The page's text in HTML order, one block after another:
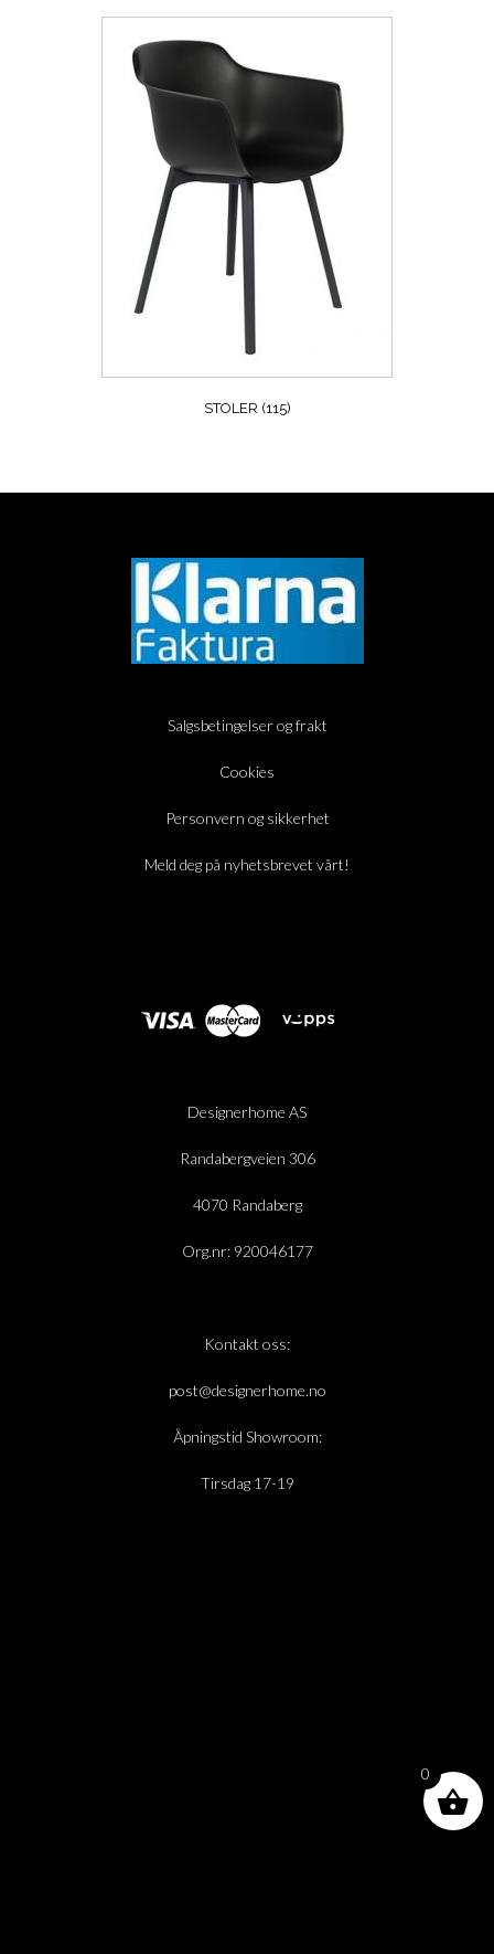
STOLER (115)
Salgsbetingelser og frakt
Cookies
Personvern og sikkerhet
Meld deg på nyhetsbrevet vårt!
Designerhome AS
Randabergveien 306
4070 Randaberg
Org.nr: 920046177
Kontakt oss:
post@designerhome.no
Åpningstid Showroom:
Tirsdag 17-19
0